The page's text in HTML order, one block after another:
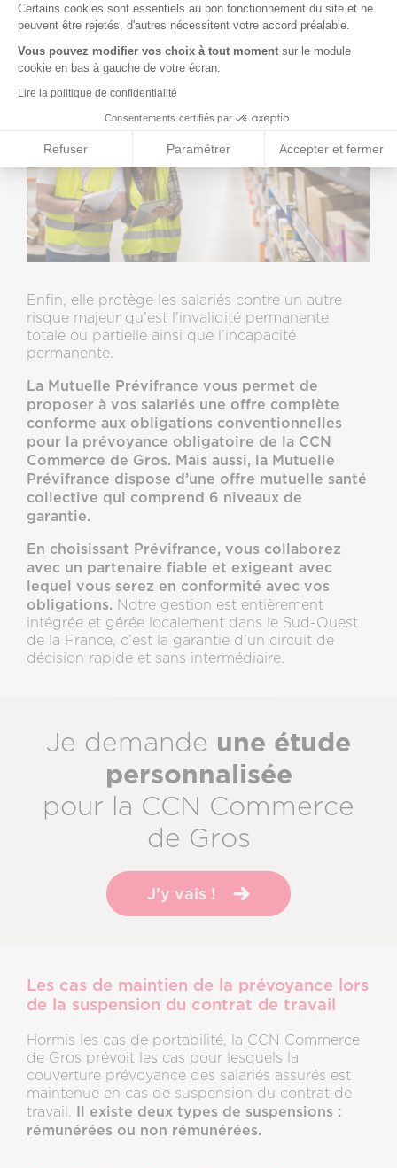
Certains cookies sont essentiels au bon fonctionnement du site et ne
peuvent être rejetés, d'autres nécessitent votre accord préalable.
Vous pouvez modifier vos choix à tout moment sur le module
cookie en bas à gauche de votre écran.
Lire la politique de confidentialité
Consentements certifiés par
Refuser Paramétrer Accepter et fermer
d’indemnités journalièresen cas d’incapacité
temporaire de travail.
Enfin, elle protège les salariés contre un autre
risque majeur qu’est l’invalidité permanente
totale ou partielle ainsi que l’incapacité
permanente.
La Mutuelle Prévifrance vous permet de
proposer à vos salariés une offre complète
conforme aux obligations conventionnelles
pour la prévoyance obligatoire de la CCN
Commerce de Gros. Mais aussi, la Mutuelle
Prévifrance dispose d’une offre mutuelle santé
collective qui comprend 6 niveaux de
garantie.
En choisissant Prévifrance, vous collaborez
avec un partenaire fiable et exigeant avec
lequel vous serez en conformité avec vos
obligations. Notre gestion est entièrement
intégrée et gérée localement dans le Sud-Ouest
de la France, c’est la garantie d’un circuit de
décision rapide et sans intermédiaire.
Sous-
Je demande une étude
personnalisée
pour la CCN Commerce
de Gros
J'y vais !
Les cas de maintien de la prévoyance lors
de la suspension du contrat de travail
Hormis les cas de portabilité, la CCN Commerce
de Gros prévoit les cas pour lesquels la
couverture prévoyance des salariés assurés est
maintenue en cas de suspension du contrat de
travail. Il existe deux types de suspensions :
rémunérées ou non rémunérées.